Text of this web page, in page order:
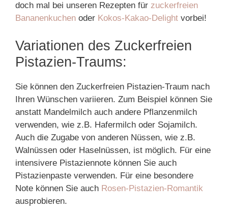
doch mal bei unseren Rezepten für zuckerfreien
Bananenkuchen oder Kokos-Kakao-Delight vorbei!
Variationen des Zuckerfreien
Pistazien-Traums:
Sie können den Zuckerfreien Pistazien-Traum nach
Ihren Wünschen variieren. Zum Beispiel können Sie
anstatt Mandelmilch auch andere Pflanzenmilch
verwenden, wie z.B. Hafermilch oder Sojamilch.
Auch die Zugabe von anderen Nüssen, wie z.B.
Walnüssen oder Haselnüssen, ist möglich. Für eine
intensivere Pistaziennote können Sie auch
Pistazienpaste verwenden. Für eine besondere
Note können Sie auch Rosen-Pistazien-Romantik
ausprobieren.